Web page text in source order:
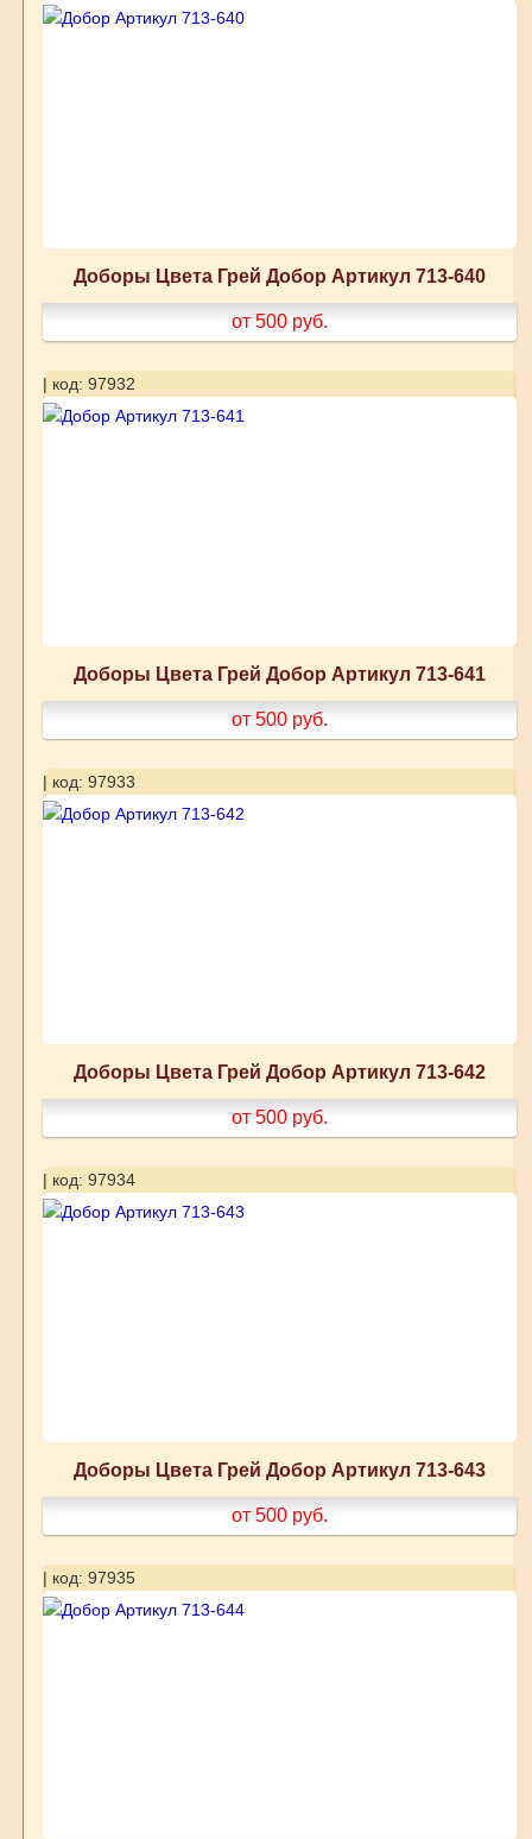
Доборы Цвета Грей Добор Артикул 713-640
от 500 руб.
| код: 97932
Доборы Цвета Грей Добор Артикул 713-641
от 500 руб.
| код: 97933
Доборы Цвета Грей Добор Артикул 713-642
от 500 руб.
| код: 97934
Доборы Цвета Грей Добор Артикул 713-643
от 500 руб.
| код: 97935